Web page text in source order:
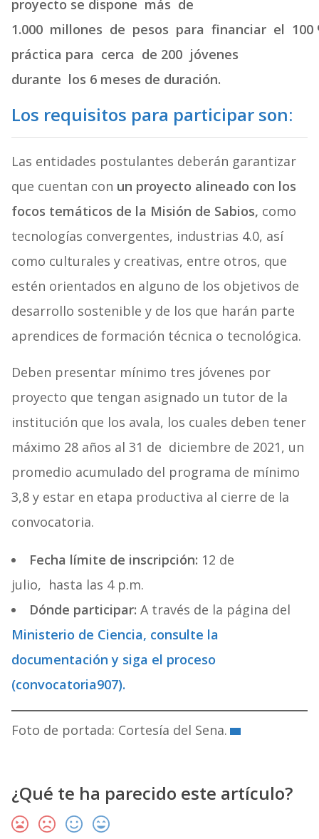
proyecto se dispone más de
1.000 millones de pesos para financiar el
práctica para cerca de 200 jóvenes
durante los 6 meses de duración.
Los requisitos para participar son:
Las entidades postulantes deberán garantizar
que cuentan con un proyecto alineado con los
focos temáticos de la Misión de Sabios, como
tecnologías convergentes, industrias 4.0, así
como culturales y creativas, entre otros, que
estén orientados en alguno de los objetivos de
desarrollo sostenible y de los que harán parte
aprendices de formación técnica o tecnológica.
Deben presentar mínimo tres jóvenes por
proyecto que tengan asignado un tutor de la
institución que los avala, los cuales deben tener
máximo 28 años al 31 de diciembre de 2021, un
promedio acumulado del programa de mínimo
3,8 y estar en etapa productiva al cierre de la
convocatoria.
Fecha límite de inscripción: 12 de
julio, hasta las 4 p.m.
Dónde participar: A través de la página del
Ministerio de Ciencia, consulte la
documentación y siga el proceso
(convocatoria907).
Foto de portada: Cortesía del Sena.
¿Qué te ha parecido este artículo?